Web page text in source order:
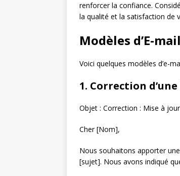
renforcer la confiance.
la qualité et la satisfaction de
Modèles d’E-
Voici quelques modèles d’e-
1. Correction
Objet : Correction : Mise à
Cher [Nom],
Nous souhaitons apporter
[sujet]. Nous avons indiqué